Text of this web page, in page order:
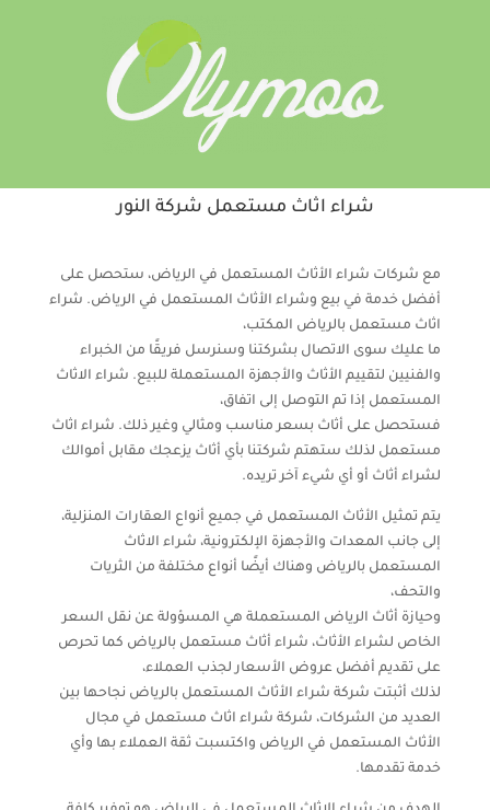
شراء اثاث مستعمل شركة النور
مع شركات شراء الأثاث المستعمل في الرياض، ستحصل على
أفضل خدمة في بيع وشراء الأثاث المستعمل في الرياض. شراء
اثاث مستعمل بالرياض المكتب،
ما عليك سوى الاتصال بشركتنا وسنرسل فريقًا من الخبراء
والفنيين لتقييم الأثاث والأجهزة المستعملة للبيع. شراء الاثاث
المستعمل إذا تم التوصل إلى اتفاق،
فستحصل على أثاث بسعر مناسب ومثالي وغير ذلك. شراء اثاث
مستعمل لذلك ستهتم شركتنا بأي أثاث يزعجك مقابل أموالك
لشراء أثاث أو أي شيء آخر تريده.
يتم تمثيل الأثاث المستعمل في جميع أنواع العقارات المنزلية،
إلى جانب المعدات والأجهزة الإلكترونية، شراء الاثاث
المستعمل بالرياض وهناك أيضًا أنواع مختلفة من الثريات
والتحف،
وحيازة أثاث الرياض المستعملة هي المسؤولة عن نقل السعر
الخاص لشراء الأثاث، شراء أثاث مستعمل بالرياض كما تحرص
على تقديم أفضل عروض الأسعار لجذب العملاء،
لذلك أثبتت شركة شراء الأثاث المستعمل بالرياض نجاحها بين
العديد من الشركات، شركة شراء اثاث مستعمل في مجال
الأثاث المستعمل في الرياض واكتسبت ثقة العملاء بها وأي
خدمة تقدمها.